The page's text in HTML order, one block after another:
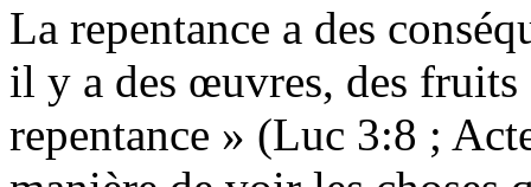
La repentance a des
il y a des œuvres, des
repentance » (Luc 3:8 ;